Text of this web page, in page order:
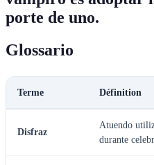
porte de uno.
Glossario
Terme Définition
Disfraz
Atuendo
durante